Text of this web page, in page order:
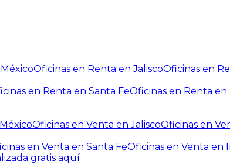
Oficinas en Renta en JaliscoOficinas en
en Renta en Santa FeOficinas en Renta
Oficinas en Venta en JaliscoOficinas en
en Venta en Santa FeOficinas en Venta en
gratis aquí